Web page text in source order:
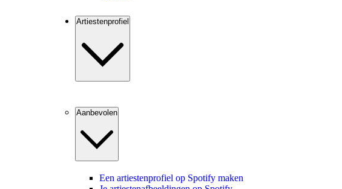
Artiestenprofiel
Aanbevolen
Een artiestenprofiel op Spotify maken